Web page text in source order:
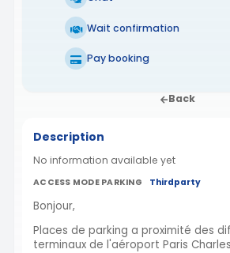
Wait confirmation
Pay booking
Back
Description
No information available yet
ACCESS MODE PARKING Thirdparty
Bonjour,
Places de parking a proximité des
terminaux de l'aéroport Paris